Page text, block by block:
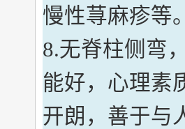
慢性荨麻疹等
8.无脊柱侧弯
能好，心理素
开朗，善于与